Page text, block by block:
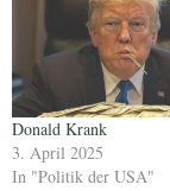
Donald Krank
3. April 2025
In "Politik der USA"